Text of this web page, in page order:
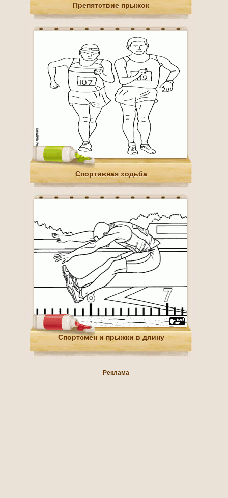
Препятствие прыжок
Спортивная ходьба
Спортсмен и прыжки в длину
Реклама